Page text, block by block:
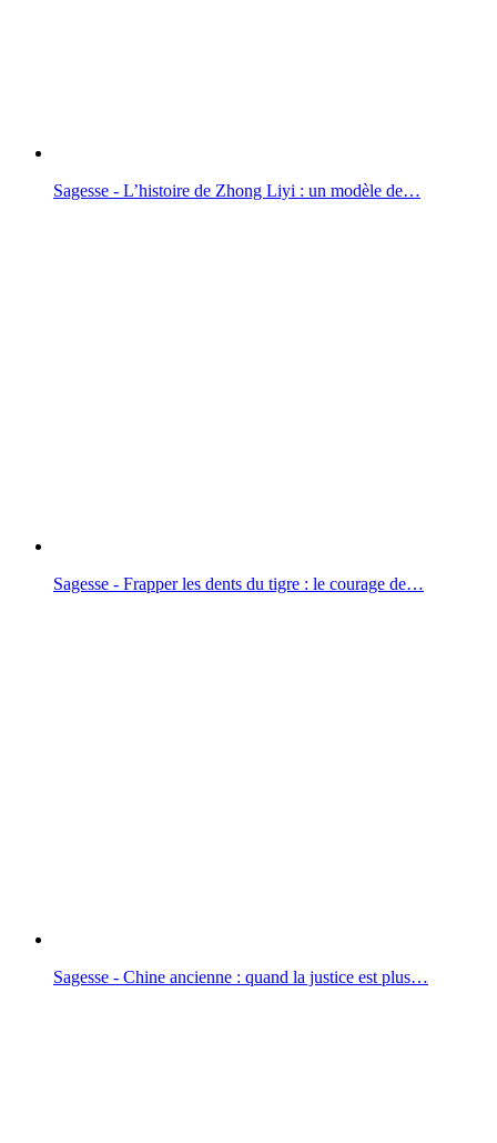
Sagesse - L’histoire de Zhong Liyi : un modèle de…
Sagesse - Frapper les dents du tigre : le courage de…
Sagesse - Chine ancienne : quand la justice est plus…